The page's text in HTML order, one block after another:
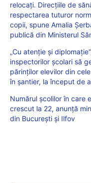
relocați. Direcțiile de
respectarea tuturor
copii, spune Amalia
publică din Ministerul
„Cu atenție și
inspectorilor școlari să
părinților elevilor din
în șantier, la început de
Numărul școlilor în care
crescut la 22, anunță
din București și Ilfov